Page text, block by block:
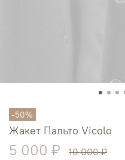
-50%
Жакет Пальто Vicolo
5 000 ₽ 10 000 ₽